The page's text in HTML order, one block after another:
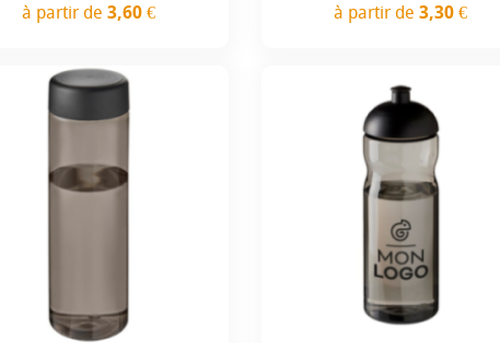
à partir de3,60 € à partir de3,30 €